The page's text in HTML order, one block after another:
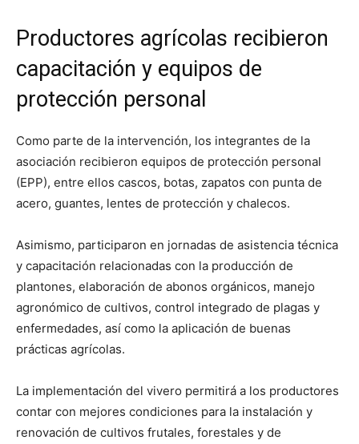
Productores agrícolas recibieron
capacitación y equipos de
protección personal
Como parte de la intervención, los integrantes de la
asociación recibieron equipos de protección personal
(EPP), entre ellos cascos, botas, zapatos con punta de
acero, guantes, lentes de protección y chalecos.
Asimismo, participaron en jornadas de asistencia técnica
y capacitación relacionadas con la producción de
plantones, elaboración de abonos orgánicos, manejo
agronómico de cultivos, control integrado de plagas y
enfermedades, así como la aplicación de buenas
prácticas agrícolas.
La implementación del vivero permitirá a los productores
contar con mejores condiciones para la instalación y
renovación de cultivos frutales, forestales y de